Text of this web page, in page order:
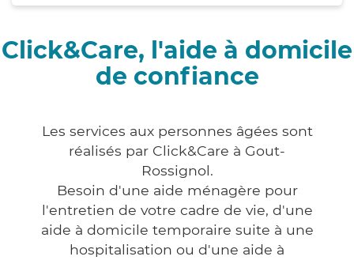
Click&Care, l'aide à domicile
de confiance
Les services aux personnes âgées sont
réalisés par Click&Care à Gout-
Rossignol.
Besoin d'une aide ménagère pour
l'entretien de votre cadre de vie, d'une
aide à domicile temporaire suite à une
hospitalisation ou d'une aide à